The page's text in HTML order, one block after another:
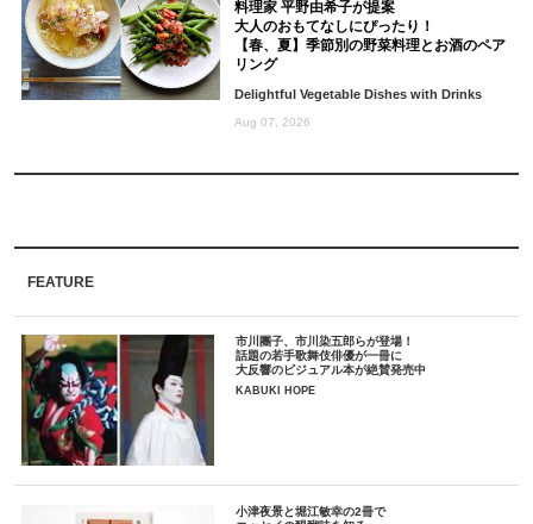
料理家 平野由希子が提案
大人のおもてなしにぴったり！
【春、夏】季節別の野菜料理とお酒のペア
リング
Delightful Vegetable Dishes with Drinks
Aug 07, 2026
FEATURE
市川團子、市川染五郎らが登場！
話題の若手歌舞伎俳優が一冊に
大反響のビジュアル本が絶賛発売中
KABUKI HOPE
小津夜景と堀江敏幸の2冊で